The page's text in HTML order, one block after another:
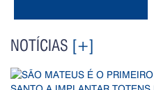
NOTÍCIAS [+]